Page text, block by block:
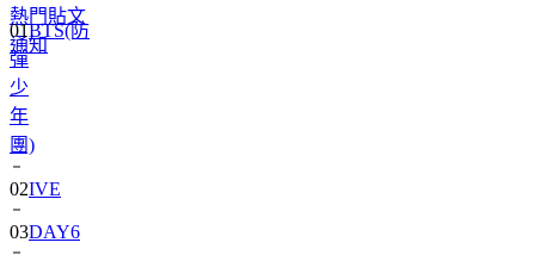
熱門貼文
通知
彈
少
年
團)
02IVE
03DAY6
04RIIZE